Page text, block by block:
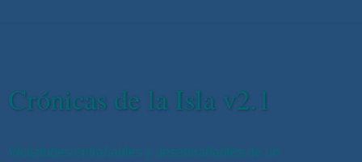
Crónicas de la Isla v2.1
Vicisitudes entrañables y desentrañables de un